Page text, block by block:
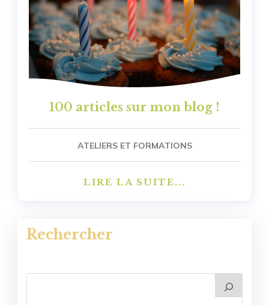
100 articles sur mon blog !
ATELIERS ET FORMATIONS
LIRE LA SUITE...
Rechercher